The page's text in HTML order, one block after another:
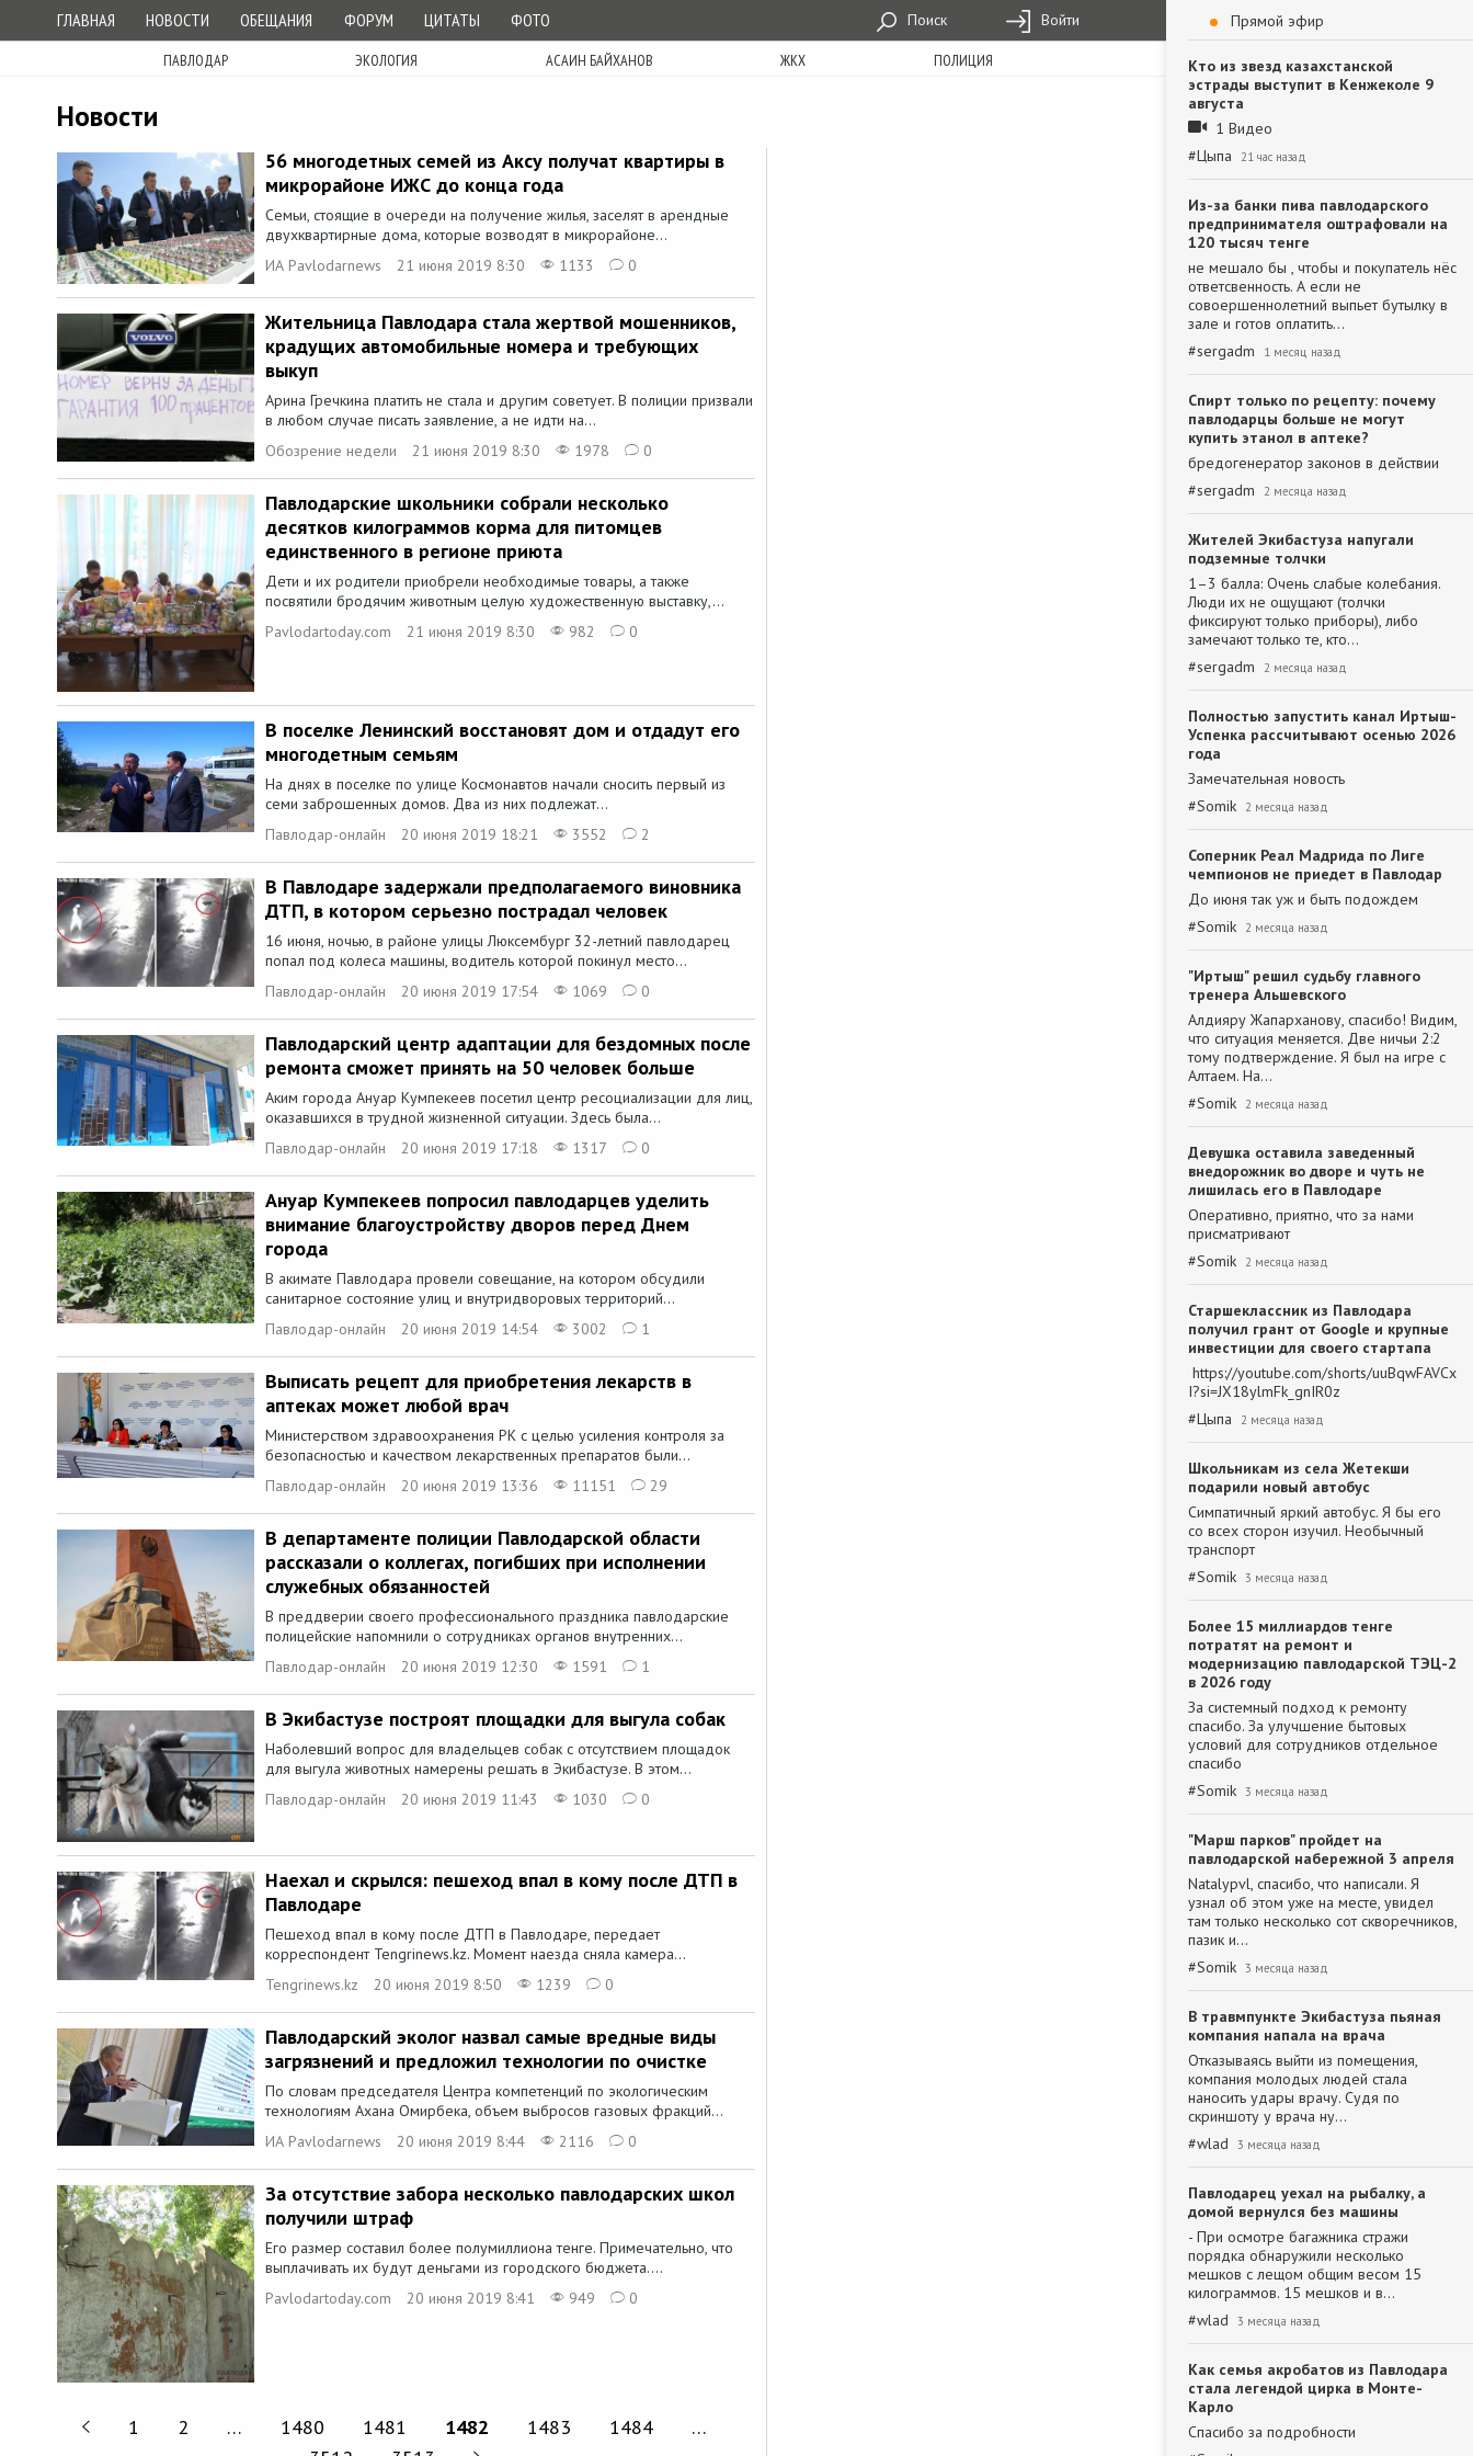
ГЛАВНАЯ НОВОСТИ ОБЕЩАНИЯ ФОРУМ ЦИТАТЫ ФОТО Поиск Войти
ПАВЛОДАР ЭКОЛОГИЯ АСАИН БАЙХАНОВ ЖКХ ПОЛИЦИЯ
Новости
56 многодетных семей из Аксу получат квартиры в
микрорайоне ИЖС до конца года
Семьи, стоящие в очереди на получение жилья, заселят в арендные
двухквартирные дома, которые возводят в микрорайоне...
ИА Pavlodarnews
21 июня 2019 8:30 1133 0
Жительница Павлодара стала жертвой мошенников,
крадущих автомобильные номера и требующих
выкуп
Арина Гречкина платить не стала и другим советует. В полиции призвали
в любом случае писать заявление, а не идти на...
Обозрение недели
21 июня 2019 8:30 1978 0
Павлодарские школьники собрали несколько
десятков килограммов корма для питомцев
единственного в регионе приюта
Дети и их родители приобрели необходимые товары, а также
посвятили бродячим животным целую художественную выставку,...
Pavlodartoday.com
21 июня 2019 8:30 982 0
В поселке Ленинский восстановят дом и отдадут его
многодетным семьям
На днях в поселке по улице Космонавтов начали сносить первый из
семи заброшенных домов. Два из них подлежат...
Павлодар-онлайн
20 июня 2019 18:21 3552 2
В Павлодаре задержали предполагаемого виновника
ДТП, в котором серьезно пострадал человек
16 июня, ночью, в районе улицы Люксембург 32-летний павлодарец
попал под колеса машины, водитель которой покинул место...
Павлодар-онлайн
20 июня 2019 17:54 1069 0
Павлодарский центр адаптации для бездомных после
ремонта сможет принять на 50 человек больше
Аким города Ануар Кумпекеев посетил центр ресоциализации для лиц,
оказавшихся в трудной жизненной ситуации. Здесь была...
Павлодар-онлайн
20 июня 2019 17:18 1317 0
Ануар Кумпекеев попросил павлодарцев уделить
внимание благоустройству дворов перед Днем
города
В акимате Павлодара провели совещание, на котором обсудили
санитарное состояние улиц и внутридворовых территорий...
Павлодар-онлайн
20 июня 2019 14:54 3002 1
Выписать рецепт для приобретения лекарств в
аптеках может любой врач
Министерством здравоохранения РК с целью усиления контроля за
безопасностью и качеством лекарственных препаратов были...
Павлодар-онлайн
20 июня 2019 13:36 11151 29
В департаменте полиции Павлодарской области
рассказали о коллегах, погибших при исполнении
служебных обязанностей
В преддверии своего профессионального праздника павлодарские
полицейские напомнили о сотрудниках органов внутренних...
Павлодар-онлайн
20 июня 2019 12:30 1591 1
В Экибастузе построят площадки для выгула собак
Наболевший вопрос для владельцев собак с отсутствием площадок
для выгула животных намерены решать в Экибастузе. В этом...
Павлодар-онлайн
20 июня 2019 11:43 1030 0
Наехал и скрылся: пешеход впал в кому после ДТП в
Павлодаре
Пешеход впал в кому после ДТП в Павлодаре, передает
корреспондент Tengrinews.kz. Момент наезда сняла камера...
Tengrinews.kz
20 июня 2019 8:50 1239 0
Павлодарский эколог назвал самые вредные виды
загрязнений и предложил технологии по очистке
По словам председателя Центра компетенций по экологическим
технологиям Ахана Омирбека, объем выбросов газовых фракций...
ИА Pavlodarnews
20 июня 2019 8:44 2116 0
За отсутствие забора несколько павлодарских школ
получили штраф
Его размер составил более полумиллиона тенге. Примечательно, что
выплачивать их будут деньгами из городского бюджета....
Pavlodartoday.com
20 июня 2019 8:41 949 0
1 2 … 1480 1481 1482 1483 1484
…
Прямой эфир
Кто из звезд казахстанской
эстрады выступит в Кенжеколе 9
августа
1 Видео
#Цыпа 21 час назад
Из-за банки пива павлодарского
предпринимателя оштрафовали на
120 тысяч тенге
не мешало бы , чтобы и покупатель нёс
ответсвенность. А если не
совоершеннолетний выпьет бутылку в
зале и готов оплатить…
#sergadm 1 месяц назад
Спирт только по рецепту: почему
павлодарцы больше не могут
купить этанол в аптеке?
бредогенератор законов в действии
#sergadm 2 месяца назад
Жителей Экибастуза напугали
подземные толчки
1–3 балла: Очень слабые колебания.
Люди их не ощущают (толчки
фиксируют только приборы), либо
замечают только те, кто…
#sergadm 2 месяца назад
Полностью запустить канал Иртыш-
Успенка рассчитывают осенью 2026
года
Замечательная новость
#Somik 2 месяца назад
Соперник Реал Мадрида по Лиге
чемпионов не приедет в Павлодар
До июня так уж и быть подождем
#Somik 2 месяца назад
"Иртыш" решил судьбу главного
тренера Альшевского
Алдияру Жапарханову, спасибо! Видим,
что ситуация меняется. Две ничьи 2:2
тому подтверждение. Я был на игре с
Алтаем. На…
#Somik 2 месяца назад
Девушка оставила заведенный
внедорожник во дворе и чуть не
лишилась его в Павлодаре
Оперативно, приятно, что за нами
присматривают
#Somik 2 месяца назад
Старшеклассник из Павлодара
получил грант от Google и крупные
инвестиции для своего стартапа
https://youtube.com/shorts/uuBqwFAVCx
I?si=JX18ylmFk_gnIR0z
#Цыпа 2 месяца назад
Школьникам из села Жетекши
подарили новый автобус
Симпатичный яркий автобус. Я бы его
со всех сторон изучил. Необычный
транспорт
#Somik 3 месяца назад
Более 15 миллиардов тенге
потратят на ремонт и
модернизацию павлодарской ТЭЦ-2
в 2026 году
За системный подход к ремонту
спасибо. За улучшение бытовых
условий для сотрудников отдельное
спасибо
#Somik 3 месяца назад
"Марш парков" пройдет на
павлодарской набережной 3 апреля
Natalypvl, спасибо, что написали. Я
узнал об этом уже на месте, увидел
там только несколько сот скворечников,
пазик и…
#Somik 3 месяца назад
В травмпункте Экибастуза пьяная
компания напала на врача
Отказываясь выйти из помещения,
компания молодых людей стала
наносить удары врачу. Судя по
скриншоту у врача ну…
#wlad 3 месяца назад
Павлодарец уехал на рыбалку, а
домой вернулся без машины
- При осмотре багажника стражи
порядка обнаружили несколько
мешков с лещом общим весом 15
килограммов. 15 мешков и в…
#wlad 3 месяца назад
Как семья акробатов из Павлодара
стала легендой цирка в Монте-
Карло
Спасибо за подробности